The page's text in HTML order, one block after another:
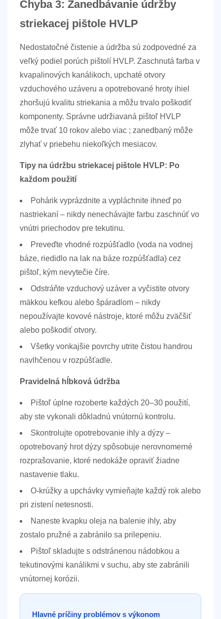
Chyba 3: Zanedbávanie údržby
striekacej pištole HVLP
Nedostatočné čistenie a údržba sú zodpovedné za
veľký podiel porúch pištolí HVLP. Zaschnutá farba v
kvapalinových kanálikoch, upchaté otvory
vzduchového uzáveru a opotrebované hroty ihiel
zhoršujú kvalitu striekania a môžu trvalo poškodiť
komponenty. Správne udržiavaná pištoľ HVLP
môže trvať 10 rokov alebo viac ; zanedbaný môže
zlyhať v priebehu niekoľkých mesiacov.
Tipy na údržbu striekacej pištole HVLP: Po
každom použití
Pohárik vyprázdnite a vypláchnite ihneď po
nastriekaní – nikdy nenechávajte farbu zaschnúť vo
vnútri priechodov pre tekutinu.
Preveďte vhodné rozpúšťadlo (voda na vodnej
báze, riedidlo na lak na báze rozpúšťadla) cez
pištoľ, kým nevytečie číre.
Odstráňte vzduchový uzáver a vyčistite otvory
mäkkou kefkou alebo špáradlom – nikdy
nepoužívajte kovové nástroje, ktoré môžu zväčšiť
alebo poškodiť otvory.
Všetky vonkajšie povrchy utrite čistou handrou
navlhčenou v rozpúšťadle.
Pravidelná hĺbková údržba
Pištoľ úplne rozoberte každých 20–30 použití,
aby ste vykonali dôkladnú vnútornú kontrolu.
Skontrolujte opotrebovanie ihly a dýzy –
opotrebovaný hrot dýzy spôsobuje nerovnomerné
rozprašovanie, ktoré nedokáže opraviť žiadne
nastavenie tlaku.
O-krúžky a upchávky vymieňajte každý rok alebo
pri zistení netesnosti.
Naneste kvapku oleja na balenie ihly, aby
zostalo pružné a zabránilo sa prilepeniu.
Pištoľ skladujte s odstránenou nádobkou a
tekutinovými kanálikmi v suchu, aby ste zabránili
vnútornej korózii.
Hlavné príčiny problémov s výkonom